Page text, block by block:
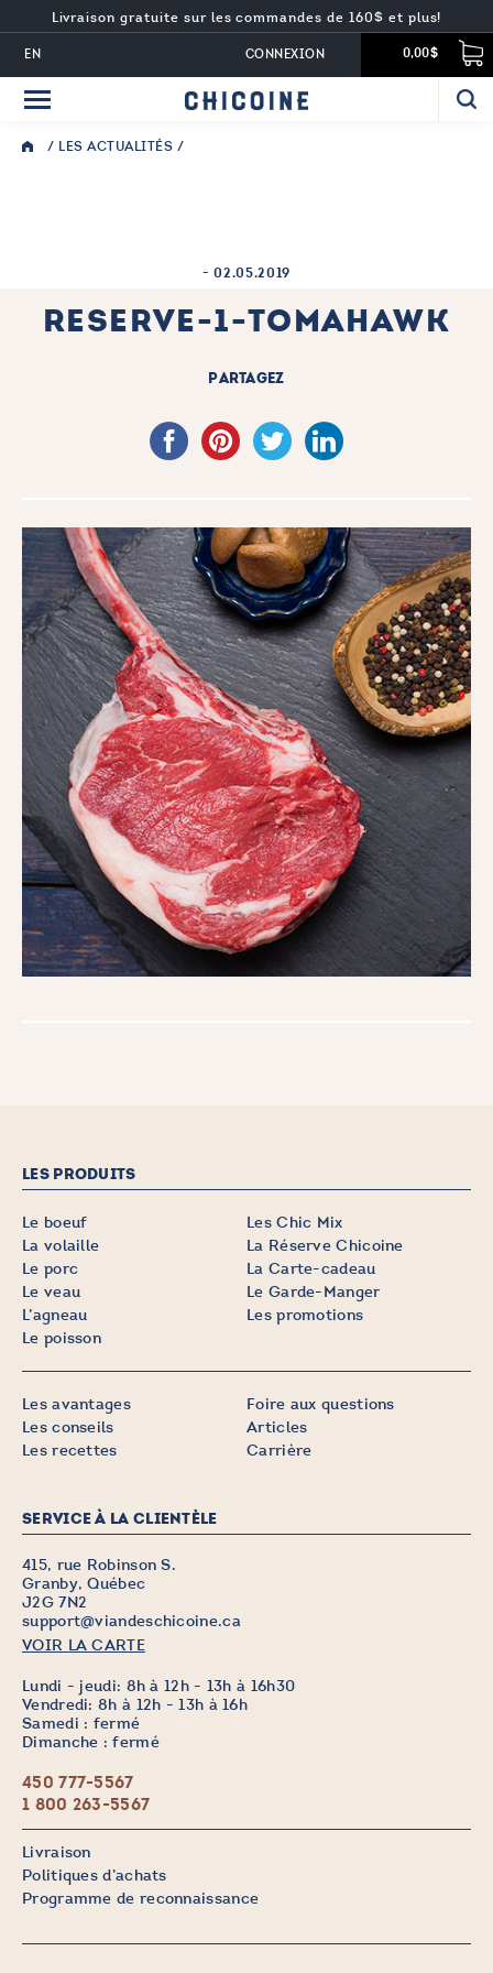
EN
Livraison gratuite sur les commandes de 160$ et plus!
0,00$
CONNEXION
/ LES ACTUALITÉS /
-02.05.2019
RESERVE-1-TOMAHAWK
PARTAGEZ
LES PRODUITS
Le boeuf
La volaille
Le porc
Le veau
L’agneau
Le poisson
Les Chic Mix
La Réserve Chicoine
La Carte-cadeau
Le Garde-Manger
Les promotions
Les avantages
Les conseils
Les recettes
Foire aux questions
Articles
Carrière
SERVICE À LA CLIENTÈLE
415, rue Robinson S.
Granby, Québec
J2G 7N2
support@viandeschicoine.ca
VOIR LA CARTE
Lundi - jeudi: 8h à 12h - 13h à 16h30
Vendredi: 8h à 12h - 13h à 16h
Samedi : fermé
Dimanche : fermé
450 777-5567
1 800 263-5567
Livraison
Politiques d’achats
Programme de reconnaissance